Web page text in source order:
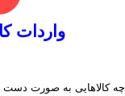
واردات
چه کالاهایی به صورت دست